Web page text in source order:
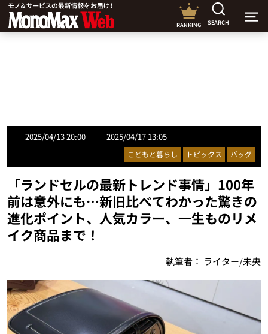
RANKING SEARCH
2025/04/13 20:00 2025/04/17 13:05
こどもと暮らし トピックス バッグ
「ランドセルの最新トレンド事情」100年
前は意外にも…新旧比べてわかった驚きの
進化ポイント、人気カラー、一生ものリメ
イク商品まで！
執筆者： ライター/未央